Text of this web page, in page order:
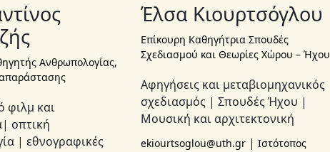
Ανθρωπολογίας,
φιλμ και
οπτική
| εθνογραφικές
Έλσα Κιουρτσόγλου
Επίκουρη Καθηγήτρια Σπουδές
Σχεδιασμού και Θεωρίες Χώρου – Ήχου
Αφηγήσεις και μεταβιομηχανικός
σχεδιασμός | Σπουδές Ήχου |
Μουσική και αρχιτεκτονική
ekiourtsoglou@uth.gr |Ιστότοπος